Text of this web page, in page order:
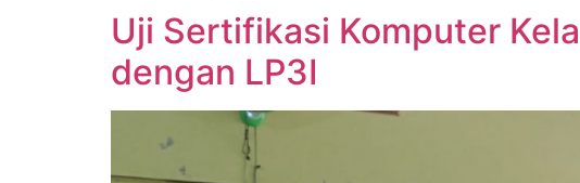
Uji Sertifikasi Komputer
dengan LP3I